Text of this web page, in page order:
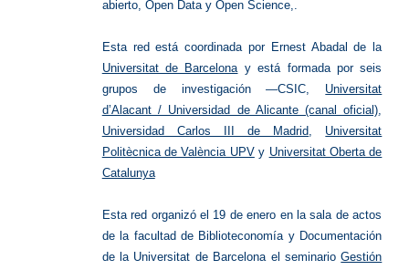
abierto, Open Data y Open Science,.
Esta red está coordinada por Ernest Abadal de la
Universitat de Barcelonay está formada por seis
grupos de investigación —CSIC, Universitat
d’Alacant / Universidad de Alicante (canal oficial),
Universidad Carlos III de Madrid, Universitat
Politècnica de València UPVy Universitat Oberta de
Catalunya
Esta red organizó el 19 de enero en la sala de actos
de la facultad de Biblioteconomía y Documentación
de la Universitat de Barcelona el seminarioGestión